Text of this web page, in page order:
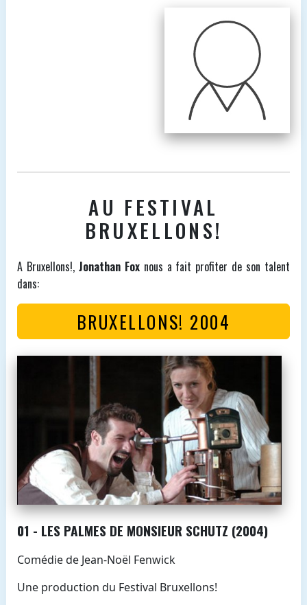
AU FESTIVAL
BRUXELLONS!
A Bruxellons!, Jonathan Foxnous a fait profiter de son talent
dans:
BRUXELLONS! 2004
01 - LES PALMES DE MONSIEUR SCHUTZ (2004)
Comédie de Jean-Noël Fenwick
Une production du Festival Bruxellons!